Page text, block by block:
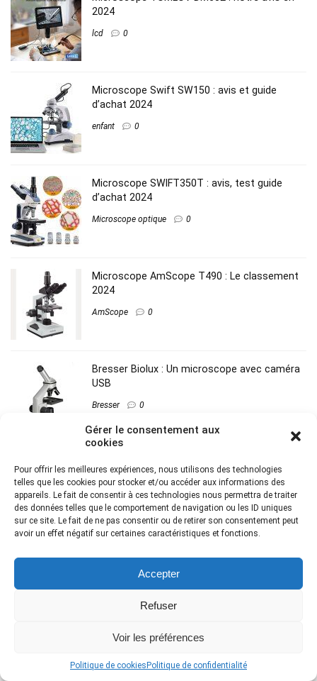
Gérer le consentement aux
cookies
Pour offrir les meilleures expériences, nous utilisons des technologies
telles que les cookies pour stocker et/ou accéder aux informations des
appareils. Le fait de consentir à ces technologies nous permettra de traiter
des données telles que le comportement de navigation ou les ID uniques
sur ce site. Le fait de ne pas consentir ou de retirer son consentement peut
avoir un effet négatif sur certaines caractéristiques et fonctions.
Accepter
Refuser
Voir les préférences
Politique de cookies Politique de confidentialité
2024
lcd 0
Microscope Swift SW150 : avis et guide
d’achat 2024
enfant 0
Microscope SWIFT350T : avis, test guide
d’achat 2024
Microscope optique 0
Microscope AmScope T490 : Le classement
2024
AmScope 0
Bresser Biolux : Un microscope avec caméra
USB
Bresser 0
en 2024
Microscope optique 5
0
TP : avec écran LCD !